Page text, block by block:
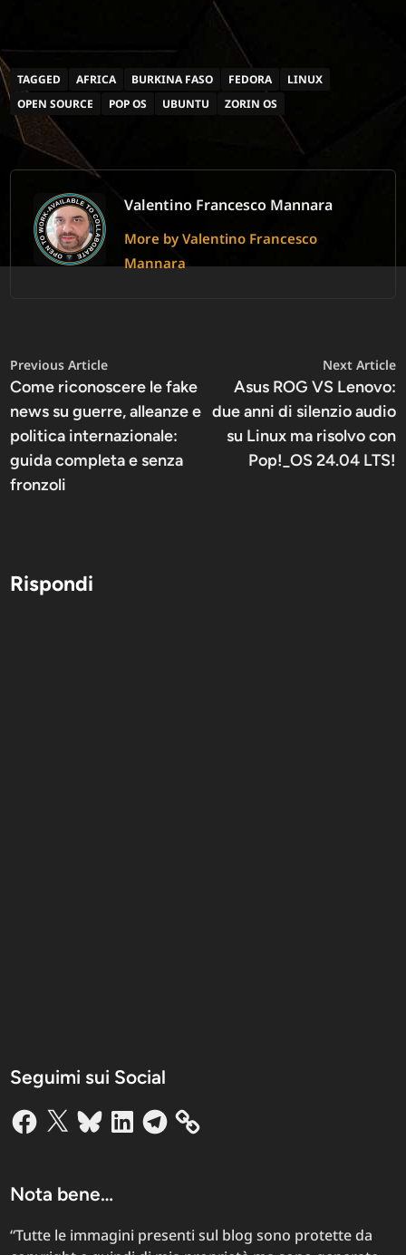
TAGGED AFRICA BURKINA FASO FEDORA
LINUX
OPEN SOURCE
POP OS UBUNTU ZORIN OS
Valentino Francesco Mannara
More by Valentino Francesco
Mannara
Navigazione
articoli
Previous ArticlePrevious
article:
Come riconoscere le fake
news su guerre, alleanze e
politica internazionale:
guida completa e senza
fronzoli
Next Article
Asus ROG VS Lenovo:
due anni di silenzio audio
su Linux ma risolvo con
Pop!_OS 24.04 LTS!
Rispondi
Seguimi sui Social
Facebook
X BlueskyLinkedInTelegram
Nota bene…
“Tutte le immagini presenti sul blog sono protette da